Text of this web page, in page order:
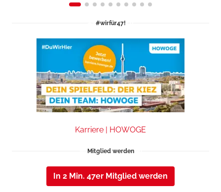
#wirfür47!
Karriere | HOWOGE
Mitglied werden
In 2 Min. 47er Mitglied werden